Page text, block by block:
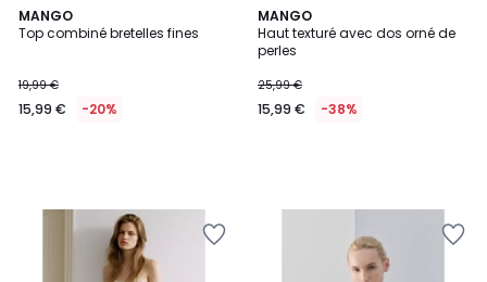
MANGO
Top combiné bretelles fines
19,99 €
15,99 € -20%
MANGO
Haut texturé avec dos orné de
perles
25,99 €
15,99 € -38%